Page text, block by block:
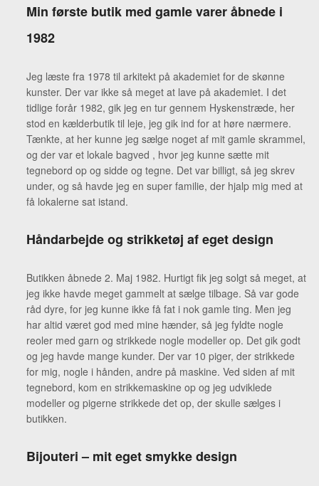
Min første butik med gamle varer åbnede i
1982
Jeg læste fra 1978 til arkitekt på akademiet for de skønne
kunster. Der var ikke så meget at lave på akademiet. I det
tidlige forår 1982, gik jeg en tur gennem Hyskenstræde, her
stod en kælderbutik til leje, jeg gik ind for at høre nærmere.
Tænkte, at her kunne jeg sælge noget af mit gamle skrammel,
og der var et lokale bagved , hvor jeg kunne sætte mit
tegnebord op og sidde og tegne. Det var billigt, så jeg skrev
under, og så havde jeg en super familie, der hjalp mig med at
få lokalerne sat istand.
Håndarbejde og strikketøj af eget design
Butikken åbnede 2. Maj 1982. Hurtigt fik jeg solgt så meget, at
jeg ikke havde meget gammelt at sælge tilbage. Så var gode
råd dyre, for jeg kunne ikke få fat i nok gamle ting. Men jeg
har altid været god med mine hænder, så jeg fyldte nogle
reoler med garn og strikkede nogle modeller op. Det gik godt
og jeg havde mange kunder. Der var 10 piger, der strikkede
for mig, nogle i hånden, andre på maskine. Ved siden af mit
tegnebord, kom en strikkemaskine op og jeg udviklede
modeller og pigerne strikkede det op, der skulle sælges i
butikken.
Bijouteri – mit eget smykke design